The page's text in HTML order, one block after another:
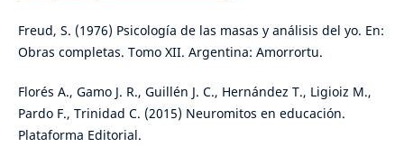
Freud, S. (1976) Psicología de las masas y análisis del yo. En:
Obras completas. Tomo XII. Argentina: Amorrortu.
Florés A., Gamo J. R., Guillén J. C., Hernández T., Ligioiz M.,
Pardo F., Trinidad C. (2015) Neuromitos en educación.
Plataforma Editorial.